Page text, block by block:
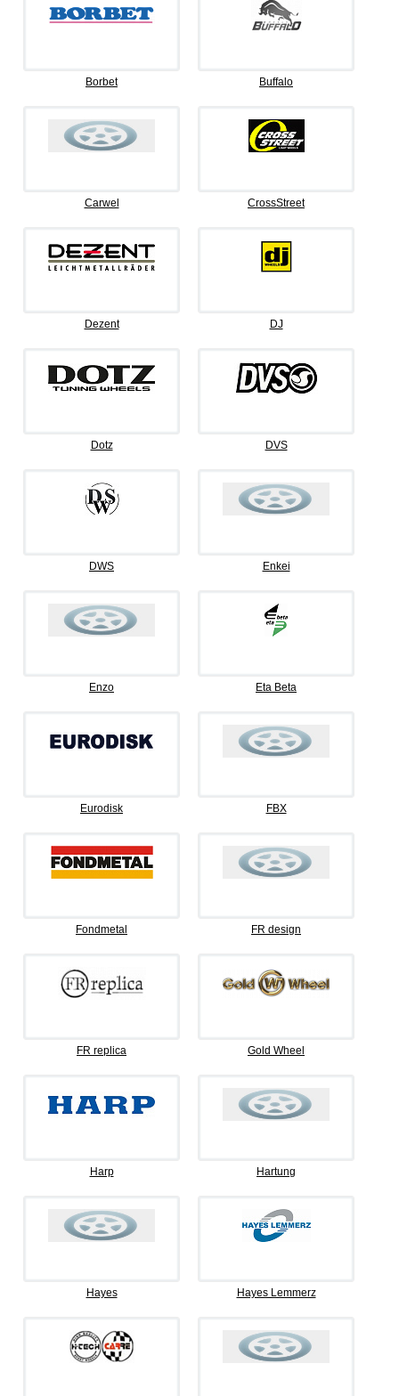
Borbet Buffalo
Carwel CrossStreet
Dezent DJ
Dotz DVS
DWS Enkei
Enzo Eta Beta
Eurodisk FBX
Fondmetal FR design
FR replica Gold Wheel
Harp Hartung
Hayes Hayes Lemmerz